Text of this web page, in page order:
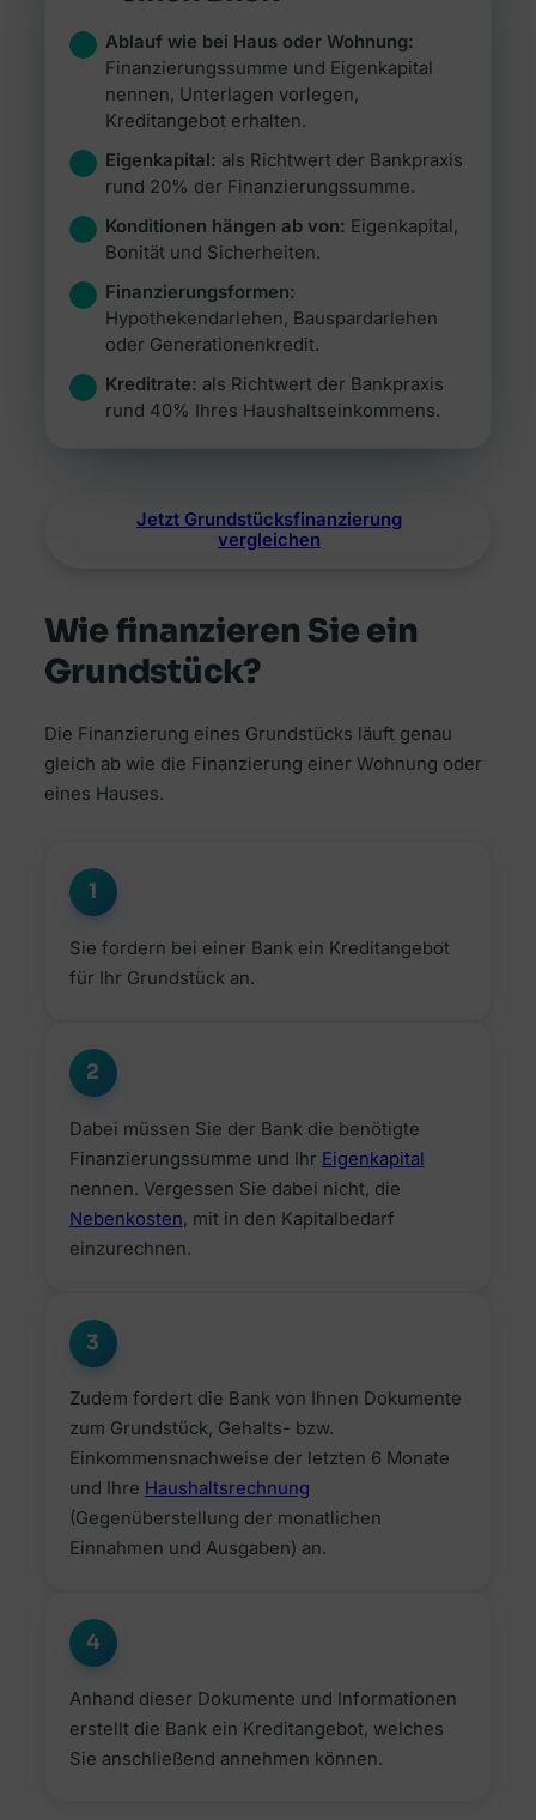
Zur Übersicht Versicherung →
Zur Übersicht Investment →
Beiträge rund um Finanzierung, Versicherung &
Anlegen.
Zum Ratgeber →
Zur Übersicht Ratgeber →
Ablauf wie bei Haus oder Wohnung:
Finanzierungssumme und Eigenkapital
nennen, Unterlagen vorlegen,
Kreditangebot erhalten.
Eigenkapital: als Richtwert der Bankpraxis
rund 20% der Finanzierungssumme.
Konditionen hängen ab von: Eigenkapital,
Bonität und Sicherheiten.
Finanzierungsformen:
Hypothekendarlehen, Bauspardarlehen
oder Generationenkredit.
Kreditrate: als Richtwert der Bankpraxis
rund 40% Ihres Haushaltseinkommens.
Jetzt Grundstücksfinanzierung
vergleichen
Wie finanzieren Sie ein
Grundstück?
Die Finanzierung eines Grundstücks läuft genau
gleich ab wie die Finanzierung einer Wohnung oder
eines Hauses.
1
Sie fordern bei einer Bank ein Kreditangebot
für Ihr Grundstück an.
2
Dabei müssen Sie der Bank die benötigte
Finanzierungssumme und Ihr Eigenkapital
nennen. Vergessen Sie dabei nicht, die
Nebenkosten, mit in den Kapitalbedarf
einzurechnen.
3
Zudem fordert die Bank von Ihnen Dokumente
zum Grundstück, Gehalts- bzw.
Einkommensnachweise der letzten 6 Monate
und Ihre Haushaltsrechnung
(Gegenüberstellung der monatlichen
Einnahmen und Ausgaben) an.
4
Anhand dieser Dokumente und Informationen
erstellt die Bank ein Kreditangebot, welches
Sie anschließend annehmen können.